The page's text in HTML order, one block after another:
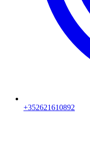
+352621610892